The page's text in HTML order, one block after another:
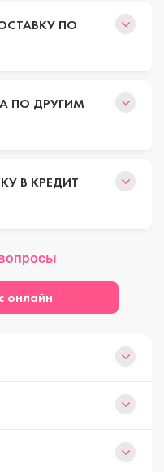
ПО
ПО ДРУГИМ
В КРЕДИТ
онлайн